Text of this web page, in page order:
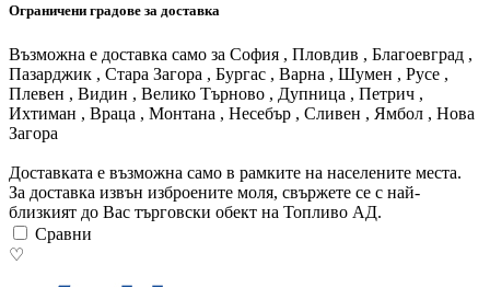
Ограничени градове за доставка
Възможна е доставка само за София , Пловдив , Благоевград ,
Пазарджик , Стара Загора , Бургас , Варна , Шумен , Русе ,
Плевен , Видин , Велико Търново , Дупница , Петрич ,
Ихтиман , Враца , Монтана , Несебър , Сливен , Ямбол , Нова
Загора
Доставката е възможна само в рамките на населените места.
За доставка извън изброените моля, свържете се с най-
близкият до Вас търговски обект на Топливо АД.
Сравни
♡